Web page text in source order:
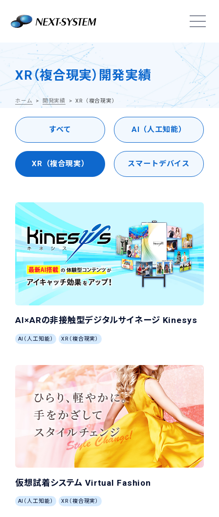
XR（複合現実）開発実績
ホーム 開発実績 XR（複合現実）
すべて AI（人工知能）
XR（複合現実） スマートデバイス
AI×ARの非接触型デジタルサイネージ Kinesys
AI（人工知能） XR（複合現実）
仮想試着システム Virtual Fashion
AI（人工知能） XR（複合現実）